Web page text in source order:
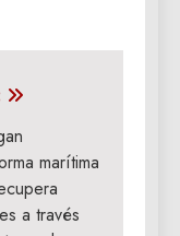
marítima
a través